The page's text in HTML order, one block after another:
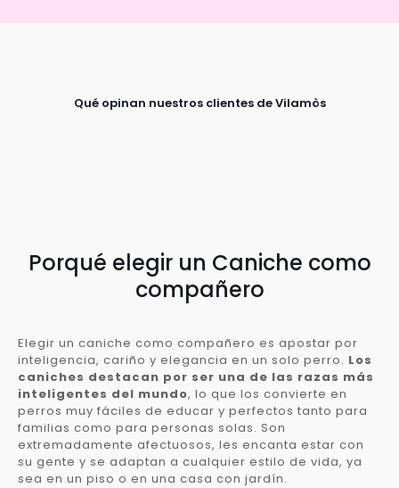
Qué opinan nuestros clientes de Vilamòs
Porqué elegir un Caniche como
compañero
Elegir un caniche como compañero es apostar por
inteligencia, cariño y elegancia en un solo perro. Los
caniches destacan por ser una de las razas más
inteligentes del mundo, lo que los convierte en
perros muy fáciles de educar y perfectos tanto para
familias como para personas solas. Son
extremadamente afectuosos, les encanta estar con
su gente y se adaptan a cualquier estilo de vida, ya
sea en un piso o en una casa con jardín.